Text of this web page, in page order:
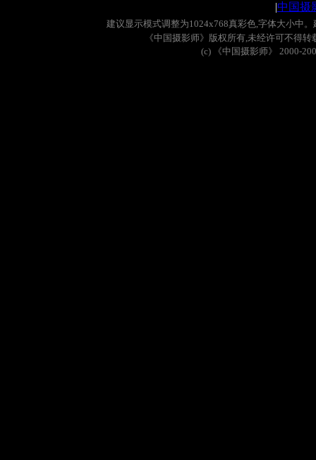
|中国摄
建议显示模式调整为1024x768真彩色,字体大小中。
《中国摄影师》版权所有,未经许可不得转
(c)
《中国摄影师》 2000-200